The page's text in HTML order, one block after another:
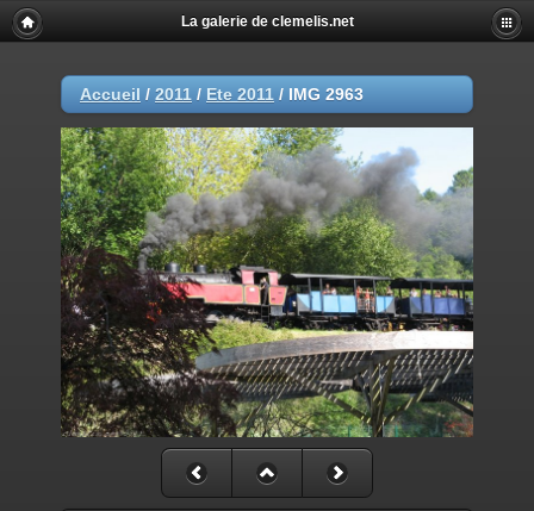
La galerie de clemelis.net
Accueil / 2011 / Ete 2011 / IMG 2963